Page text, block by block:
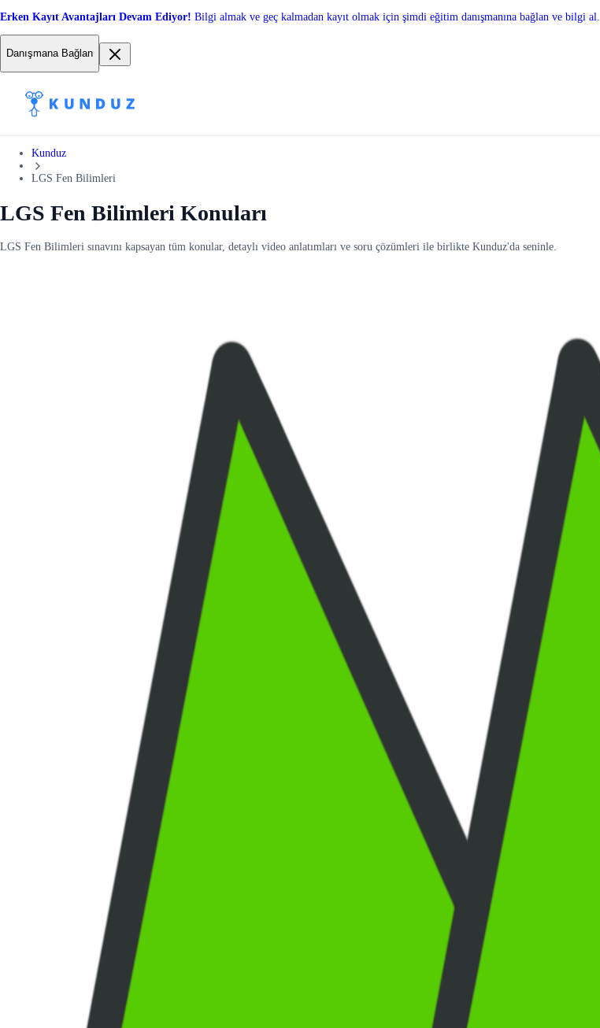
Erken Kayıt Avantajları Devam Ediyor! Bilgi almak ve geç kalmadan kayıt olmak için şimdi eğitim danışmanına bağlan ve bilgi al.
Danışmana Bağlan
Kunduz
LGS Fen Bilimleri
LGS Fen Bilimleri Konuları
LGS Fen Bilimleri sınavını kapsayan tüm konular, detaylı video anlatımları ve soru çözümleri ile birlikte Kunduz'da seninle.